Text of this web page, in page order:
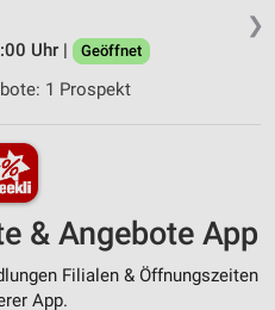
❯
Uhr |
Geöffnet
1 Prospekt
& Angebote App
Filialen & Öffnungszeiten
App.